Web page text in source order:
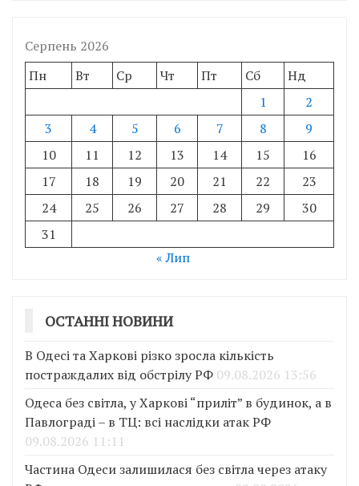
Серпень 2026
Пн
Вт Ср Чт Пт Сб
Нд
1
2
3
4 5 6 7 8
9
10
11 12 13 14 15
16
17
18 19 20 21 22
23
24
25 26 27 28 29
30
31
« Лип
ОСТАННІ НОВИНИ
В Одесі та Харкові різко зросла кількість
постраждалих від обстрілу РФ 09.08.2026 13:56
Одеса без світла, у Харкові “приліт” в будинок, а в
Павлограді – в ТЦ: всі наслідки атак РФ
09.08.2026 11:11
Частина Одеси залишилася без світла через атаку